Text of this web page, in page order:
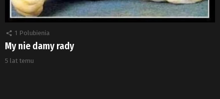
1 Polubienia
My nie damy rady
5 lat temu